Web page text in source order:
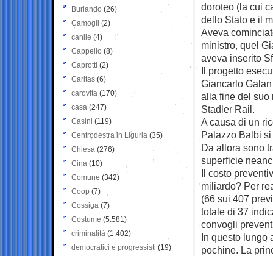
doroteo (la cui
dello Stato e il
Aveva
ministro, quel
aveva inserito
Il progetto
Giancarlo
alla fine del suo
Stadler Rail.
A causa di un
Palazzo Balbi
Da allora sono
superficie
Il costo
miliardo? Per
(66 sui 407
totale di 37
convogli
In questo lungo
pochine. La
Burlando (26)
Camogli (2)
canile (4)
Cappello (8)
Caprotti (2)
Caritas (6)
carovita (170)
casa (247)
Casini (119)
Centrodestra in Liguria (35)
Chiesa (276)
Cina (10)
Comune (342)
Coop (7)
Cossiga (7)
Costume (5.581)
criminalità (1.402)
democratici e progressisti (19)